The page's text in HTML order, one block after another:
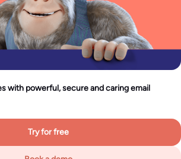
with powerful, secure and caring email
Try for free